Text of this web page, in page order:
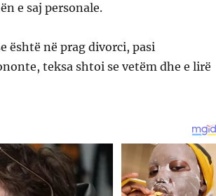
e saj personale.
është në prag divorci, pasi
teksa shtoi se vetëm dhe e lirë